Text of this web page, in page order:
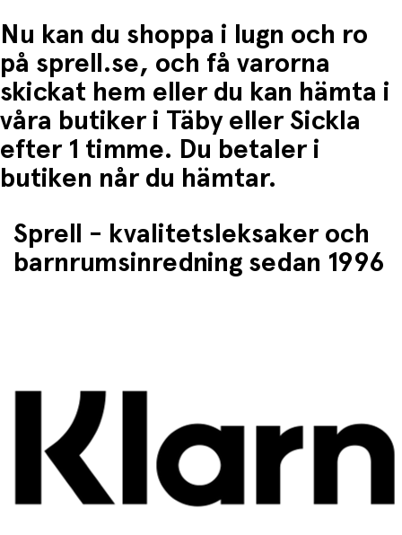
Nu kan du shoppa i lugn och ro
på sprell.se, och få varorna
skickat hem eller du kan hämta i
våra butiker i Täby eller Sickla
efter 1 timme. Du betaler i
butiken når du hämtar.
Sprell - kvalitetsleksaker och
barnrumsinredning sedan 1996